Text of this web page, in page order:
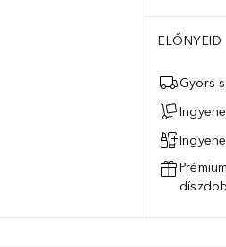
ELŐNYEID
Gyors